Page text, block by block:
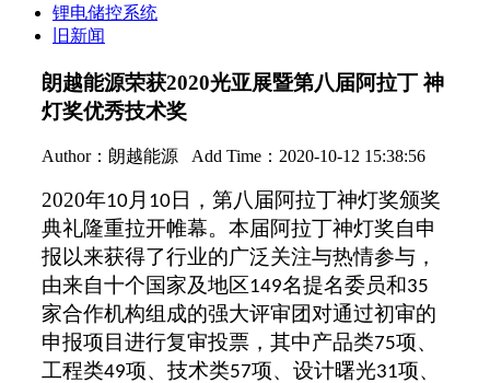
锂电储控系统
旧新闻
朗越能源荣获2020光亚展暨第八届阿拉丁 神
灯奖优秀技术奖
Author：朗越能源 Add Time：2020-10-12 15:38:56
2020年10月 10 日，第八届阿拉丁神灯奖颁奖
典礼隆重拉开帷幕。本届阿拉丁神灯奖自申
报以来获得了行业的广泛关注与热情参与，
由来自十个国家及地区149名提名委员和35
家合作机构组成的强大评审团对通过初审的
申报项目进行复审投票，其中产品类75项、
工程类49项、技术类57项、设计曙光31项、